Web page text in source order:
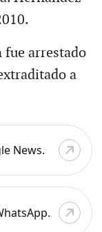
fue arrestado
a
News.